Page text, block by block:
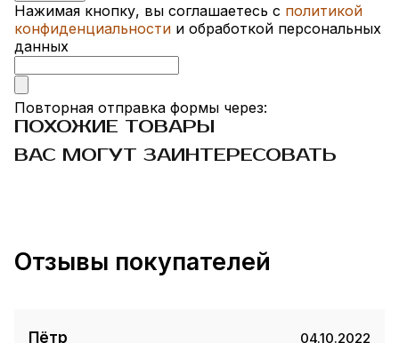
Нажимая кнопку, вы соглашаетесь с политикой
конфиденциальности и обработкой персональных
данных
Повторная отправка формы через:
ПОХОЖИЕ ТОВАРЫ
ВАС МОГУТ ЗАИНТЕРЕСОВАТЬ
Отзывы покупателей
Пётр 04.10.2022